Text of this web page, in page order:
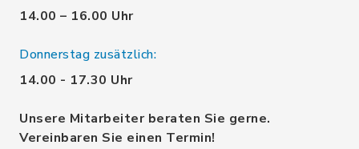
14.00 – 16.00 Uhr
Donnerstag zusätzlich:
14.00 - 17.30 Uhr
Unsere Mitarbeiter beraten Sie gerne.
Vereinbaren Sie einen Termin!